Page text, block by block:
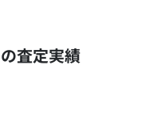
査定実績